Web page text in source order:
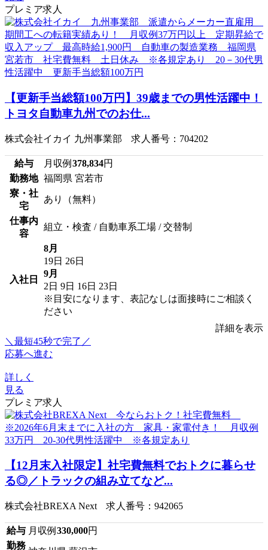
プレミア求人
【更新手当総額100万円】39歳までの男性活躍中！
トヨタ自動車九州でのお仕...
株式会社イカイ 九州事業部 求人番号：704202
給与 月収例 378,834円
勤務地 福岡県 宮若市
寮・社
宅
あり（無料）
仕事内
容
組立・検査 / 自動車系工場 / 交替制
入社日
8月
19日 26日
9月
2日 9日 16日 23日
※目安になります、表記なしは面接時にご相談く
ださい
詳細を表示
＼最短45秒で完了／
応募へ進む
詳しく
見る
プレミア求人
【12月末入社限定】社宅費無料でおトクに暮らせ
る◎／トラックの組み立てなど...
株式会社BREXA Next 求人番号：942065
給与 月収例 330,000円
勤務